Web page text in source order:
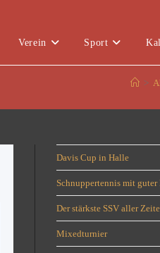
Verein Sport
>
Davis Cup in Halle
Schnuppertennis mit guter
Der stärkste SSV aller
Mixedturnier